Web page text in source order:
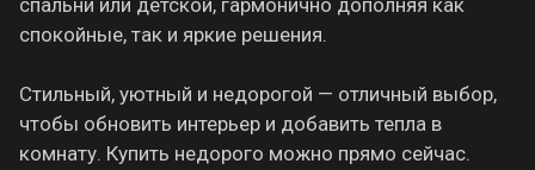
спокойные, так и яркие решения.
Стильный, уютный и недорогой — отличный выбор,
чтобы обновить интерьер и добавить тепла в
комнату. Купить недорого можно прямо сейчас.